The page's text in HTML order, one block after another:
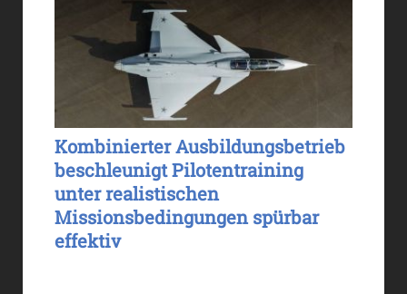
Kombinierter Ausbildungsbetrieb
beschleunigt Pilotentraining
unter realistischen
Missionsbedingungen spürbar
effektiv